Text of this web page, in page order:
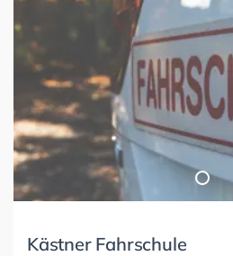
Kästner Fahrschule